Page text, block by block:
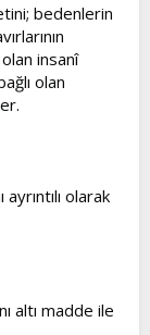
bedenlerin
olan insanî
olan
olarak
altı madde ile